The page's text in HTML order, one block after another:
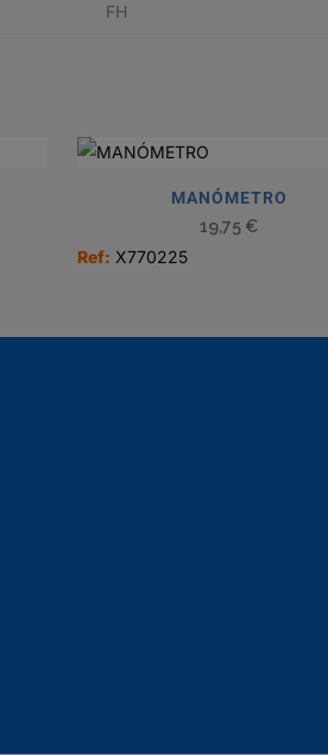
FH
MANÓMETRO
19,75 €
Ref: X770225